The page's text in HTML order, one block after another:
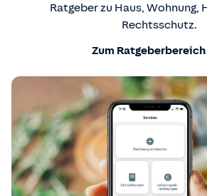
Ratgeber zu Haus, Wohnung,
Rechtsschutz.
Zum Ratgeberbereich